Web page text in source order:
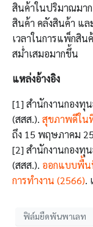
สินค้าในปริมาณมาก
สินค้า คลังสินค้า แล
เวลาในการแพ็กสิ
สม่ำเสมอมากขึ้น
แหล่งอ้างอิง
[1] สำนักงานกองทุ
(สสส.). สุขภาพดีใน
ถึง 15 พฤษภาคม
[2] สำนักงานกองทุ
(สสส.). ออกแบบพื้น
การทำงาน (2566).
ฟิล์มยืดพันพาเลท